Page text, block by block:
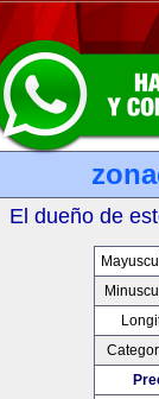
El dueño de